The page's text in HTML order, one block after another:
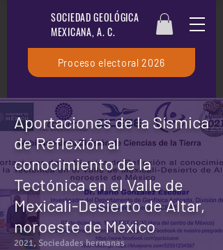
SOCIEDAD GEOLÓGICA
MEXICANA, A. C.
Proceso electoral 2026
Aportaciones de la Sísmica
de Reflexión al
conocimiento de la
Tectónica en el Valle de
Mexicali-Desierto de Altar,
noroeste de México
2021, Sociedades hermanas